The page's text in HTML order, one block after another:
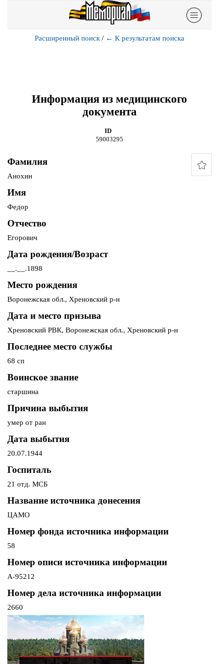
Расширенный поиск / ← К результатам поиска
Информация из медицинского
документа
ID
59003295
Фамилия
Анохин
Имя
Федор
Отчество
Егорович
Дата рождения/Возраст
__.__.1898
Место рождения
Воронежская обл., Хреновский р-н
Дата и место призыва
Хреновский РВК, Воронежская обл., Хреновский р-н
Последнее место службы
68 сп
Воинское звание
старшина
Причина выбытия
умер от ран
Дата выбытия
20.07.1944
Госпиталь
21 отд. МСБ
Название источника донесения
ЦАМО
Номер фонда источника информации
58
Номер описи источника информации
А-95212
Номер дела источника информации
2660